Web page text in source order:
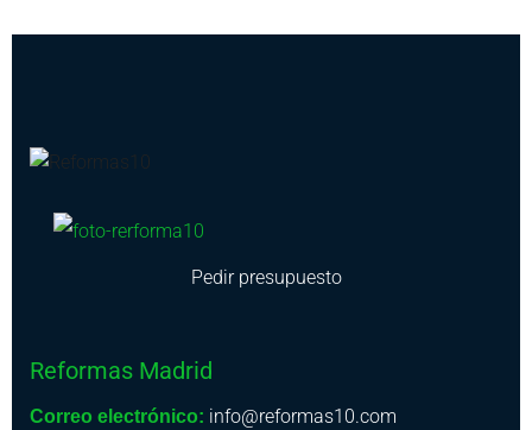
Pedir presupuesto
Reformas Madrid
Correo electrónico: info@reformas10.com